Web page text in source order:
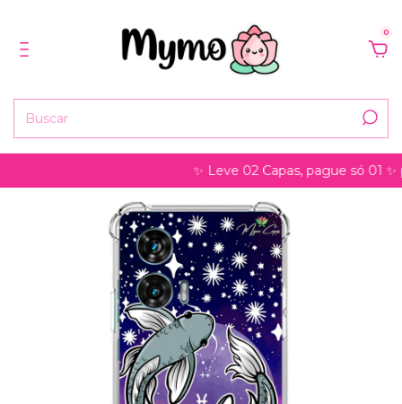
0
✨ Leve 02 Capas, pague só 01 ✨